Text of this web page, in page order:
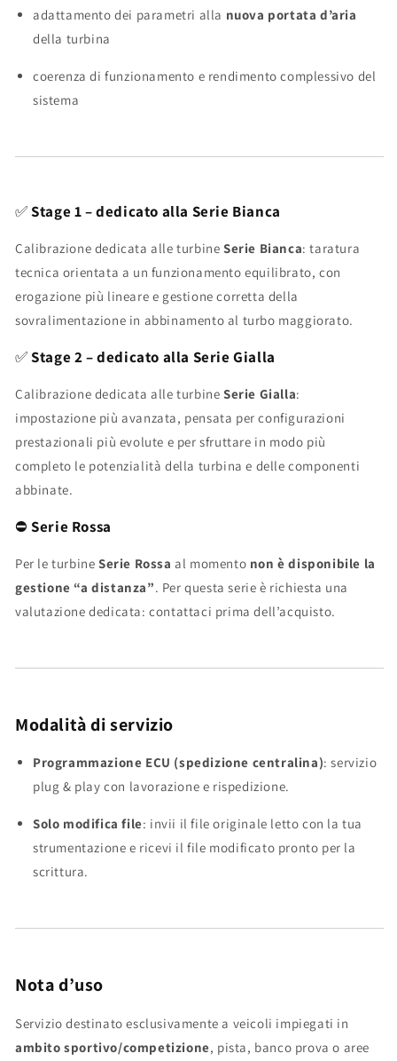
adattamento dei parametri alla nuova portata d’aria
della turbina
coerenza di funzionamento e rendimento complessivo del
sistema
✅Stage 1 – dedicato alla Serie Bianca
Calibrazione dedicata alle turbine Serie Bianca: taratura
tecnica orientata a un funzionamento equilibrato, con
erogazione più lineare e gestione corretta della
sovralimentazione in abbinamento al turbo maggiorato.
✅Stage 2 – dedicato alla Serie Gialla
Calibrazione dedicata alle turbine Serie Gialla:
impostazione più avanzata, pensata per configurazioni
prestazionali più evolute e per sfruttare in modo più
completo le potenzialità della turbina e delle componenti
abbinate.
⛔Serie Rossa
Per le turbine Serie Rossa al momento non è disponibile la
gestione “a distanza”. Per questa serie è richiesta una
valutazione dedicata: contattaci prima dell’acquisto.
Modalità di servizio
Programmazione ECU (spedizione centralina): servizio
plug & play con lavorazione e rispedizione.
Solo modifica file: invii il file originale letto con la tua
strumentazione e ricevi il file modificato pronto per la
scrittura.
Nota d’uso
Servizio destinato esclusivamente a veicoli impiegati in
ambito sportivo/competizione, pista, banco prova o aree